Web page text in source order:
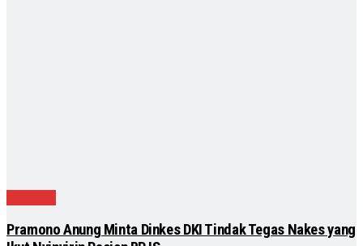
Pramono Anung Minta Dinkes DKI Tindak Tegas Nakes yang